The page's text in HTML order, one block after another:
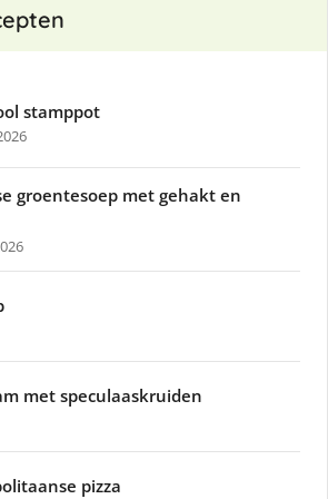
stamppot
groentesoep met gehakt en
met speculaaskruiden
pizza